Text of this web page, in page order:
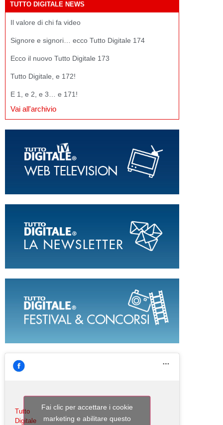
TUTTO DIGITALE NEWS
Il valore di chi fa video
Signore e signori… ecco Tutto Digitale 174
Ecco il nuovo Tutto Digitale 173
Tutto Digitale, e 172!
E 1, e 2, e 3… e 171!
Vai all'archivio
Tutto
Digitale
Fai clic per accettare i cookie
marketing e abilitare questo